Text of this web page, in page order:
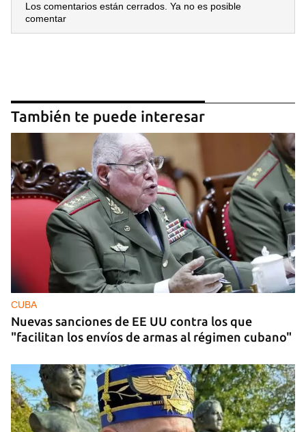
Los comentarios están cerrados. Ya no es posible
comentar
También te puede interesar
CUBA
Nuevas sanciones de EE UU contra los que
"facilitan los envíos de armas al régimen cubano"